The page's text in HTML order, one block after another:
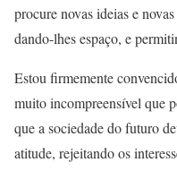
procure novas ideias e
dando-lhes espaço, e
Estou firmemente
muito incompreensível que
que a sociedade do futuro
atitude, rejeitando os